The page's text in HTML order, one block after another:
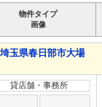
物件タイプ
画像
埼玉県春日部市大場
貸店舗・事務所